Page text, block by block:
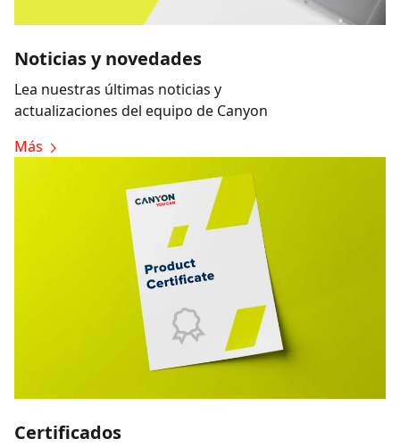
Noticias y novedades
Lea nuestras últimas noticias y
actualizaciones del equipo de Canyon
Más
Certificados